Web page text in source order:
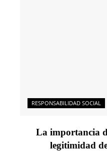
RESPONSABILIDAD SOCIAL
La importancia
legitimidad